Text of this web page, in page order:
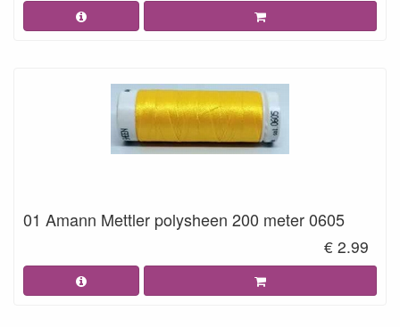
01 Amann Mettler polysheen 200 meter 0605
€ 2.99